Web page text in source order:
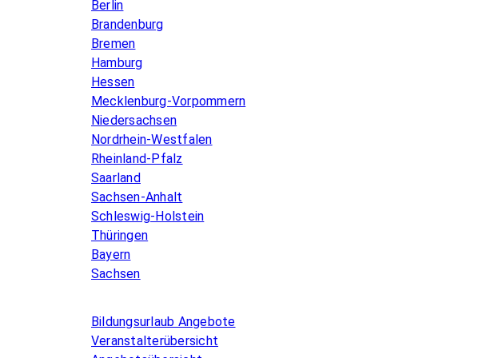
Berlin
Brandenburg
Bremen
Hamburg
Hessen
Mecklenburg-Vorpommern
Niedersachsen
Nordrhein-Westfalen
Rheinland-Pfalz
Saarland
Sachsen-Anhalt
Schleswig-Holstein
Thüringen
Bayern
Sachsen
Bildungsurlaub Angebote
Veranstalterübersicht